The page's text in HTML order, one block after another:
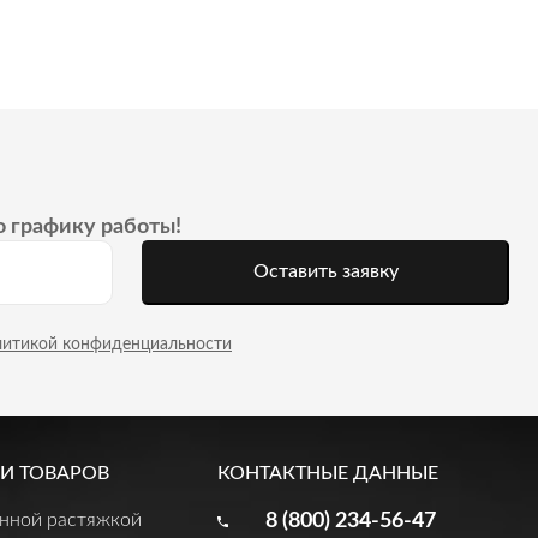
графику работы!
Оставить заявку
конфиденциальности
ТОВАРОВ
растяжкой
КОНТАКТНЫЕ ДАННЫЕ
8 (800) 234-56-47